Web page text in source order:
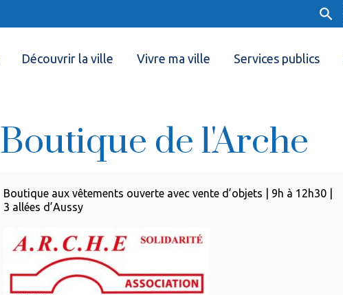
Découvrir la ville Vivre ma ville Services publics
Boutique de l'Arche
Boutique aux vêtements ouverte avec vente d’objets | 9h à 12h30 |
3 allées d’Aussy